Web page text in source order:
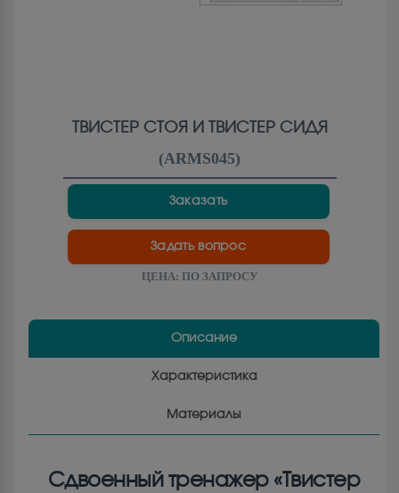
ТВИСТЕР СТОЯ И ТВИСТЕР СИДЯ
(ARMS045)
Заказать
Задать вопрос
ЦЕНА: ПО ЗАПРОСУ
Описание
Характеристика
Материалы
Сдвоенный тренажер «Твистер